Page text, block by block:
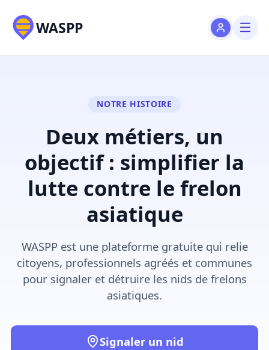
WASPP
NOTRE HISTOIRE
Deux métiers, un
objectif : simplifier la
lutte contre le frelon
asiatique
WASPP est une plateforme gratuite qui relie
citoyens, professionnels agréés et communes
pour signaler et détruire les nids de frelons
asiatiques.
Signaler un nid